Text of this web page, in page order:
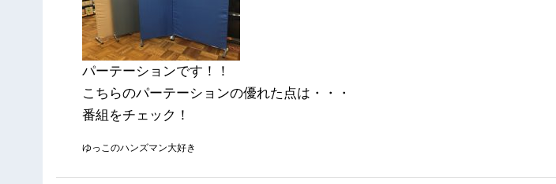
パーテーションです！！
こちらのパーテーションの優れた点は・・・
番組をチェック！
ゆっこのハンズマン大好き